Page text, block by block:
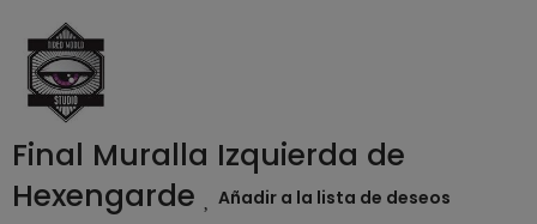
Final Muralla Izquierda de
Hexengarde
Añadir a la lista de deseos